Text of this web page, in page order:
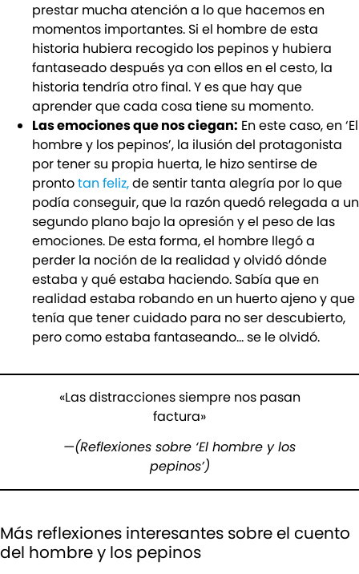
prestar mucha atención a lo que hacemos en
momentos importantes. Si el hombre de esta
historia hubiera recogido los pepinos y hubiera
fantaseado después ya con ellos en el cesto, la
historia tendría otro final. Y es que hay que
aprender que cada cosa tiene su momento.
Las emociones que nos ciegan: En este caso, en ‘El
hombre y los pepinos’, la ilusión del protagonista
por tener su propia huerta, le hizo sentirse de
prontotan feliz,de sentir tanta alegría por lo que
podía conseguir, que la razón quedó relegada a un
segundo plano bajo la opresión y el peso de las
emociones. De esta forma, el hombre llegó a
perder la noción de la realidad y olvidó dónde
estaba y qué estaba haciendo. Sabía que en
realidad estaba robando en un huerto ajeno y que
tenía que tener cuidado para no ser descubierto,
pero como estaba fantaseando… se le olvidó.
«Las distracciones siempre nos pasan
factura»
—(Reflexiones sobre ‘El hombre y los
pepinos’)
Más reflexiones interesantes sobre el cuento
del hombre y los pepinos